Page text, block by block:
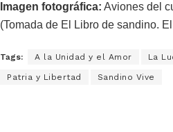
Imagen fotográfica: Aviones del
(Tomada de El Libro de sandino.
Tags: A la Unidad y el Amor La
Patria y Libertad Sandino Vive